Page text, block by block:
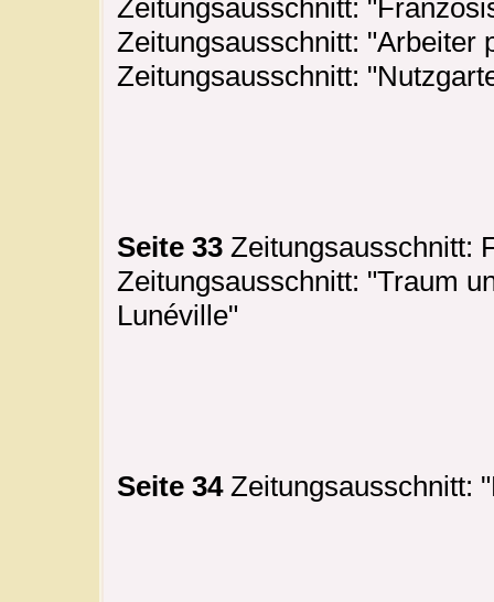
Zeitungsausschnitt:
Zeitungsausschnitt: "Arbeiter
Zeitungsausschnitt:
Seite 33 Zeitungsausschnitt:
Zeitungsausschnitt: "Traum
Lunéville"
Seite 34Zeitungsausschnitt: